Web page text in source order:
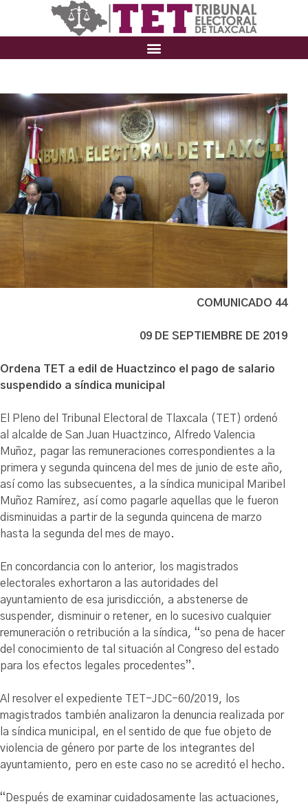
COMUNICADO 44
09 DE SEPTIEMBRE DE 2019
Ordena TET a edil de Huactzinco el pago de salario
suspendido a síndica municipal
El Pleno del Tribunal Electoral de Tlaxcala (TET) ordenó
al alcalde de San Juan Huactzinco, Alfredo Valencia
Muñoz, pagar las remuneraciones correspondientes a la
primera y segunda quincena del mes de junio de este año,
así como las subsecuentes, a la síndica municipal Maribel
Muñoz Ramírez, así como pagarle aquellas que le fueron
disminuidas a partir de la segunda quincena de marzo
hasta la segunda del mes de mayo.
En concordancia con lo anterior, los magistrados
electorales exhortaron a las autoridades del
ayuntamiento de esa jurisdicción, a abstenerse de
suspender, disminuir o retener, en lo sucesivo cualquier
remuneración o retribución a la síndica, “so pena de hacer
del conocimiento de tal situación al Congreso del estado
para los efectos legales procedentes”.
Al resolver el expediente TET-JDC-60/2019, los
magistrados también analizaron la denuncia realizada por
la síndica municipal, en el sentido de que fue objeto de
violencia de género por parte de los integrantes del
ayuntamiento, pero en este caso no se acreditó el hecho.
“Después de examinar cuidadosamente las actuaciones,